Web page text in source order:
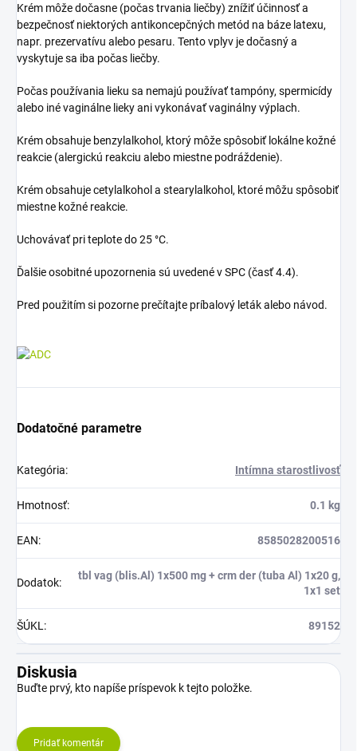
Krém môže dočasne (počas trvania liečby) znížiť účinnosť a
bezpečnosť niektorých antikoncepčných metód na báze latexu,
napr. prezervatívu alebo pesaru. Tento vplyv je dočasný a
vyskytuje sa iba počas liečby.
Počas používania lieku sa nemajú používať tampóny, spermicídy
alebo iné vaginálne lieky ani vykonávať vaginálny výplach.
Krém obsahuje benzylalkohol, ktorý môže spôsobiť lokálne kožné
reakcie (alergickú reakciu alebo miestne podráždenie).
Krém obsahuje cetylalkohol a stearylalkohol, ktoré môžu spôsobiť
miestne kožné reakcie.
Uchovávať pri teplote do 25 °C.
Ďalšie osobitné upozornenia sú uvedené v SPC (časť 4.4).
Pred použitím si pozorne prečítajte príbalový leták alebo návod.
Dodatočné parametre
Kategória: Intímna starostlivosť
Hmotnosť: 0.1 kg
EAN: 8585028200516
Dodatok:
tbl vag (blis.Al) 1x500 mg + crm der (tuba Al) 1x20 g,
1x1 set
ŠÚKL: 89152
Diskusia
Buďte prvý, kto napíše príspevok k tejto položke.
Pridať komentár